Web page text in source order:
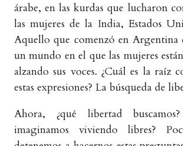
árabe, en las kurdas que lucharon
las mujeres de la India, Estados
Aquello que comenzó en Argentina
un mundo en el que las mujeres
alzando sus voces. ¿Cuál es la raíz
estas expresiones? La búsqueda de
Ahora, ¿qué libertad
imaginamos viviendo libres?